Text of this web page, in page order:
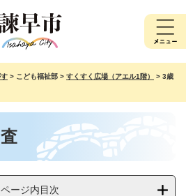
> こども福祉部 > すくすく広場（アエル1階） > 3歳
ページ内目次